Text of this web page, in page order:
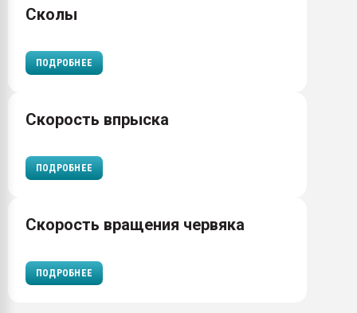
Сколы
ПОДРОБНЕЕ
Скорость впрыска
ПОДРОБНЕЕ
Скорость вращения червяка
ПОДРОБНЕЕ